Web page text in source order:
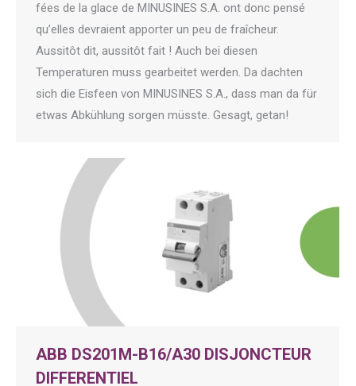
fées de la glace de MINUSINES S.A. ont donc pensé
qu’elles devraient apporter un peu de fraîcheur.
Aussitôt dit, aussitôt fait ! Auch bei diesen
Temperaturen muss gearbeitet werden. Da dachten
sich die Eisfeen von MINUSINES S.A., dass man da für
etwas Abkühlung sorgen müsste. Gesagt, getan!
ABB DS201M-B16/A30 DISJONCTEUR
DIFFERENTIEL